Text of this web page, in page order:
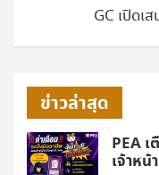
GC เปิดเ
ข่าวล่าสุด
PEA
เจ้าหน้